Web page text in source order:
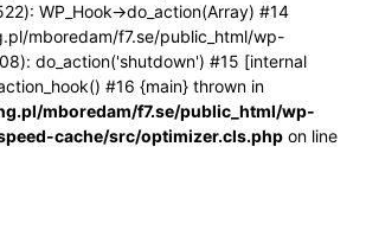
WP_Hook->do_action(Array) #14
mboredam/f7.se/public_html/wp-
do_action('shutdown') #15 [internal
#16 {main} thrown in
mboredam/f7.se/public_html/wp-
cache/src/optimizer.cls.php on line